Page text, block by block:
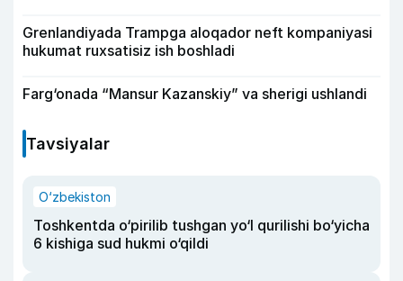
Grenlandiyada Trampga aloqador neft kompaniyasi
hukumat ruxsatisiz ish boshladi
Farg‘onada “Mansur Kazanskiy” va sherigi ushlandi
Tavsiyalar
O‘zbekiston
Toshkentda o‘pirilib tushgan yo‘l qurilishi bo‘yicha
6 kishiga sud hukmi o‘qildi